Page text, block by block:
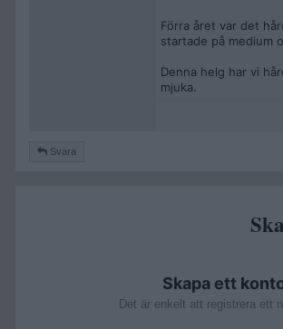
Förra året var det
startade på medium
Denna helg har vi
mjuka.
Svara
Skapa ett
Det är enkelt att registrera ett